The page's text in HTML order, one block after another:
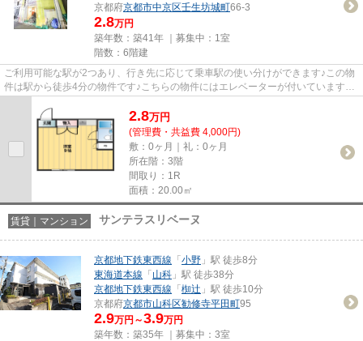
京都府京都市中京区壬生坊城町66-3
2.8万円
築年数：築41年 ｜募集中： 1室
階数：6階建
ご利用可能な駅が2つあり、行き先に応じて乗車駅の使い分けができます♪この物
件は駅から徒歩4分の物件です♪こちらの物件にはエレベーターが付いています♪
2.8万円
(管理費・共益費 4,000円)
敷：0ヶ月｜礼：0ヶ月
所在階：3階
間取り：1R
面積：20.00㎡
賃貸｜マンション サンテラスリベーヌ
京都地下鉄東西線 「 小野 」駅 徒歩8分
東海道本線 「 山科 」駅 徒歩38分
京都地下鉄東西線 「 椥辻 」駅 徒歩10分
京都府京都市山科区勧修寺平田町95
2.9万円～3.9万円
築年数：築35年 ｜募集中： 3室